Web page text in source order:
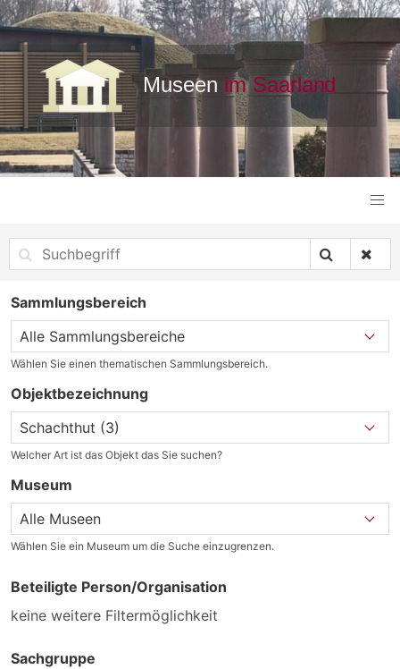
Sammlungsbereich
Wählen Sie einen thematischen Sammlungsbereich.
Objektbezeichnung
Welcher Art ist das Objekt das Sie suchen?
Museum
Wählen Sie ein Museum um die Suche einzugrenzen.
Beteiligte Person/Organisation
keine weitere Filtermöglichkeit
Sachgruppe